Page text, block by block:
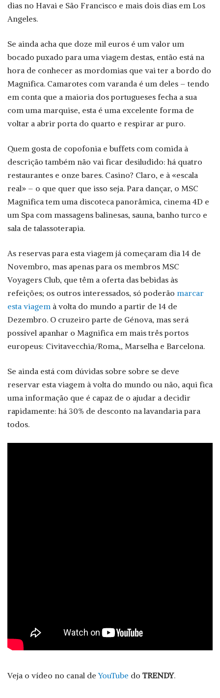
dias no Havai e São Francisco e mais dois dias em Los
Angeles.
Se ainda acha que doze mil euros é um valor um
bocado puxado para uma viagem destas, então está na
hora de conhecer as mordomias que vai ter a bordo do
Magnifica. Camarotes com varanda é um deles – tendo
em conta que a maioria dos portugueses fecha a sua
com uma marquise, esta é uma excelente forma de
voltar a abrir porta do quarto e respirar ar puro.
Quem gosta de copofonia e buffets com comida à
descrição também não vai ficar desiludido: há quatro
restaurantes e onze bares. Casino? Claro, e à «escala
real» – o que quer que isso seja. Para dançar, o MSC
Magnifica tem uma discoteca panorâmica, cinema 4D e
um Spa com massagens balinesas, sauna, banho turco e
sala de talassoterapia.
As reservas para esta viagem já começaram dia 14 de
Novembro, mas apenas para os membros MSC
Voyagers Club, que têm a oferta das bebidas às
refeições; os outros interessados, só poderão marcar
esta viagem à volta do mundo a partir de 14 de
Dezembro. O cruzeiro parte de Génova, mas será
possível apanhar o Magnifica em mais três portos
europeus: Civitavecchia/Roma,, Marselha e Barcelona.
Se ainda está com dúvidas sobre sobre se deve
reservar esta viagem à volta do mundo ou não, aqui fica
uma informação que é capaz de o ajudar a decidir
rapidamente: há 30% de desconto na lavandaria para
todos.
Veja o vídeo no canal deYouTube do TRENDY.